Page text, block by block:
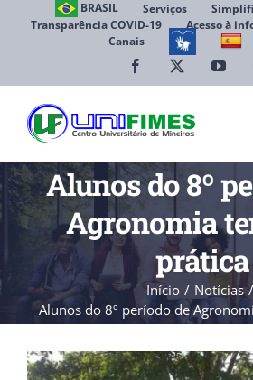
BRASIL Serviços
Transparência COVID-19
Acesso à
Canais
Facebook
Alunos do 8º
Agronomia
prática
Início
Notícias
Alunos do 8º período de
View